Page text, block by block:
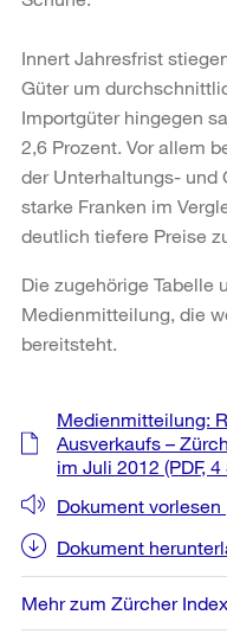
Innert Jahresfrist
Güter um
Importgüter hingegen
2,6 Prozent. Vor allem
der Unterhaltungs- und
starke Franken im
deutlich tiefere Preise
Die zugehörige Tabelle
Medienmitteilung, die
bereitsteht.
Weitere
Informationen
Medienmitteilung:
Ausverkaufs –
im Juli 2012 (PDF,
Dokument vorlesen
Dokument
Mehr zum Zürcher